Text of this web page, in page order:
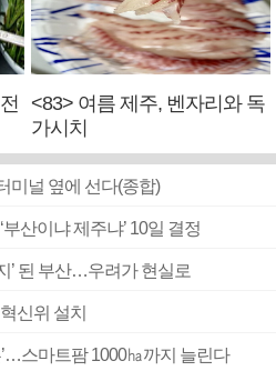
<83> 여름 제주, 벤자리와 독
가시치
미널 옆에 선다(종합)
산이냐 제주냐’ 10일 결정
’ 된 부산…우려가 현실로
신위 설치
스마트팜 1000㏊까지 늘린다